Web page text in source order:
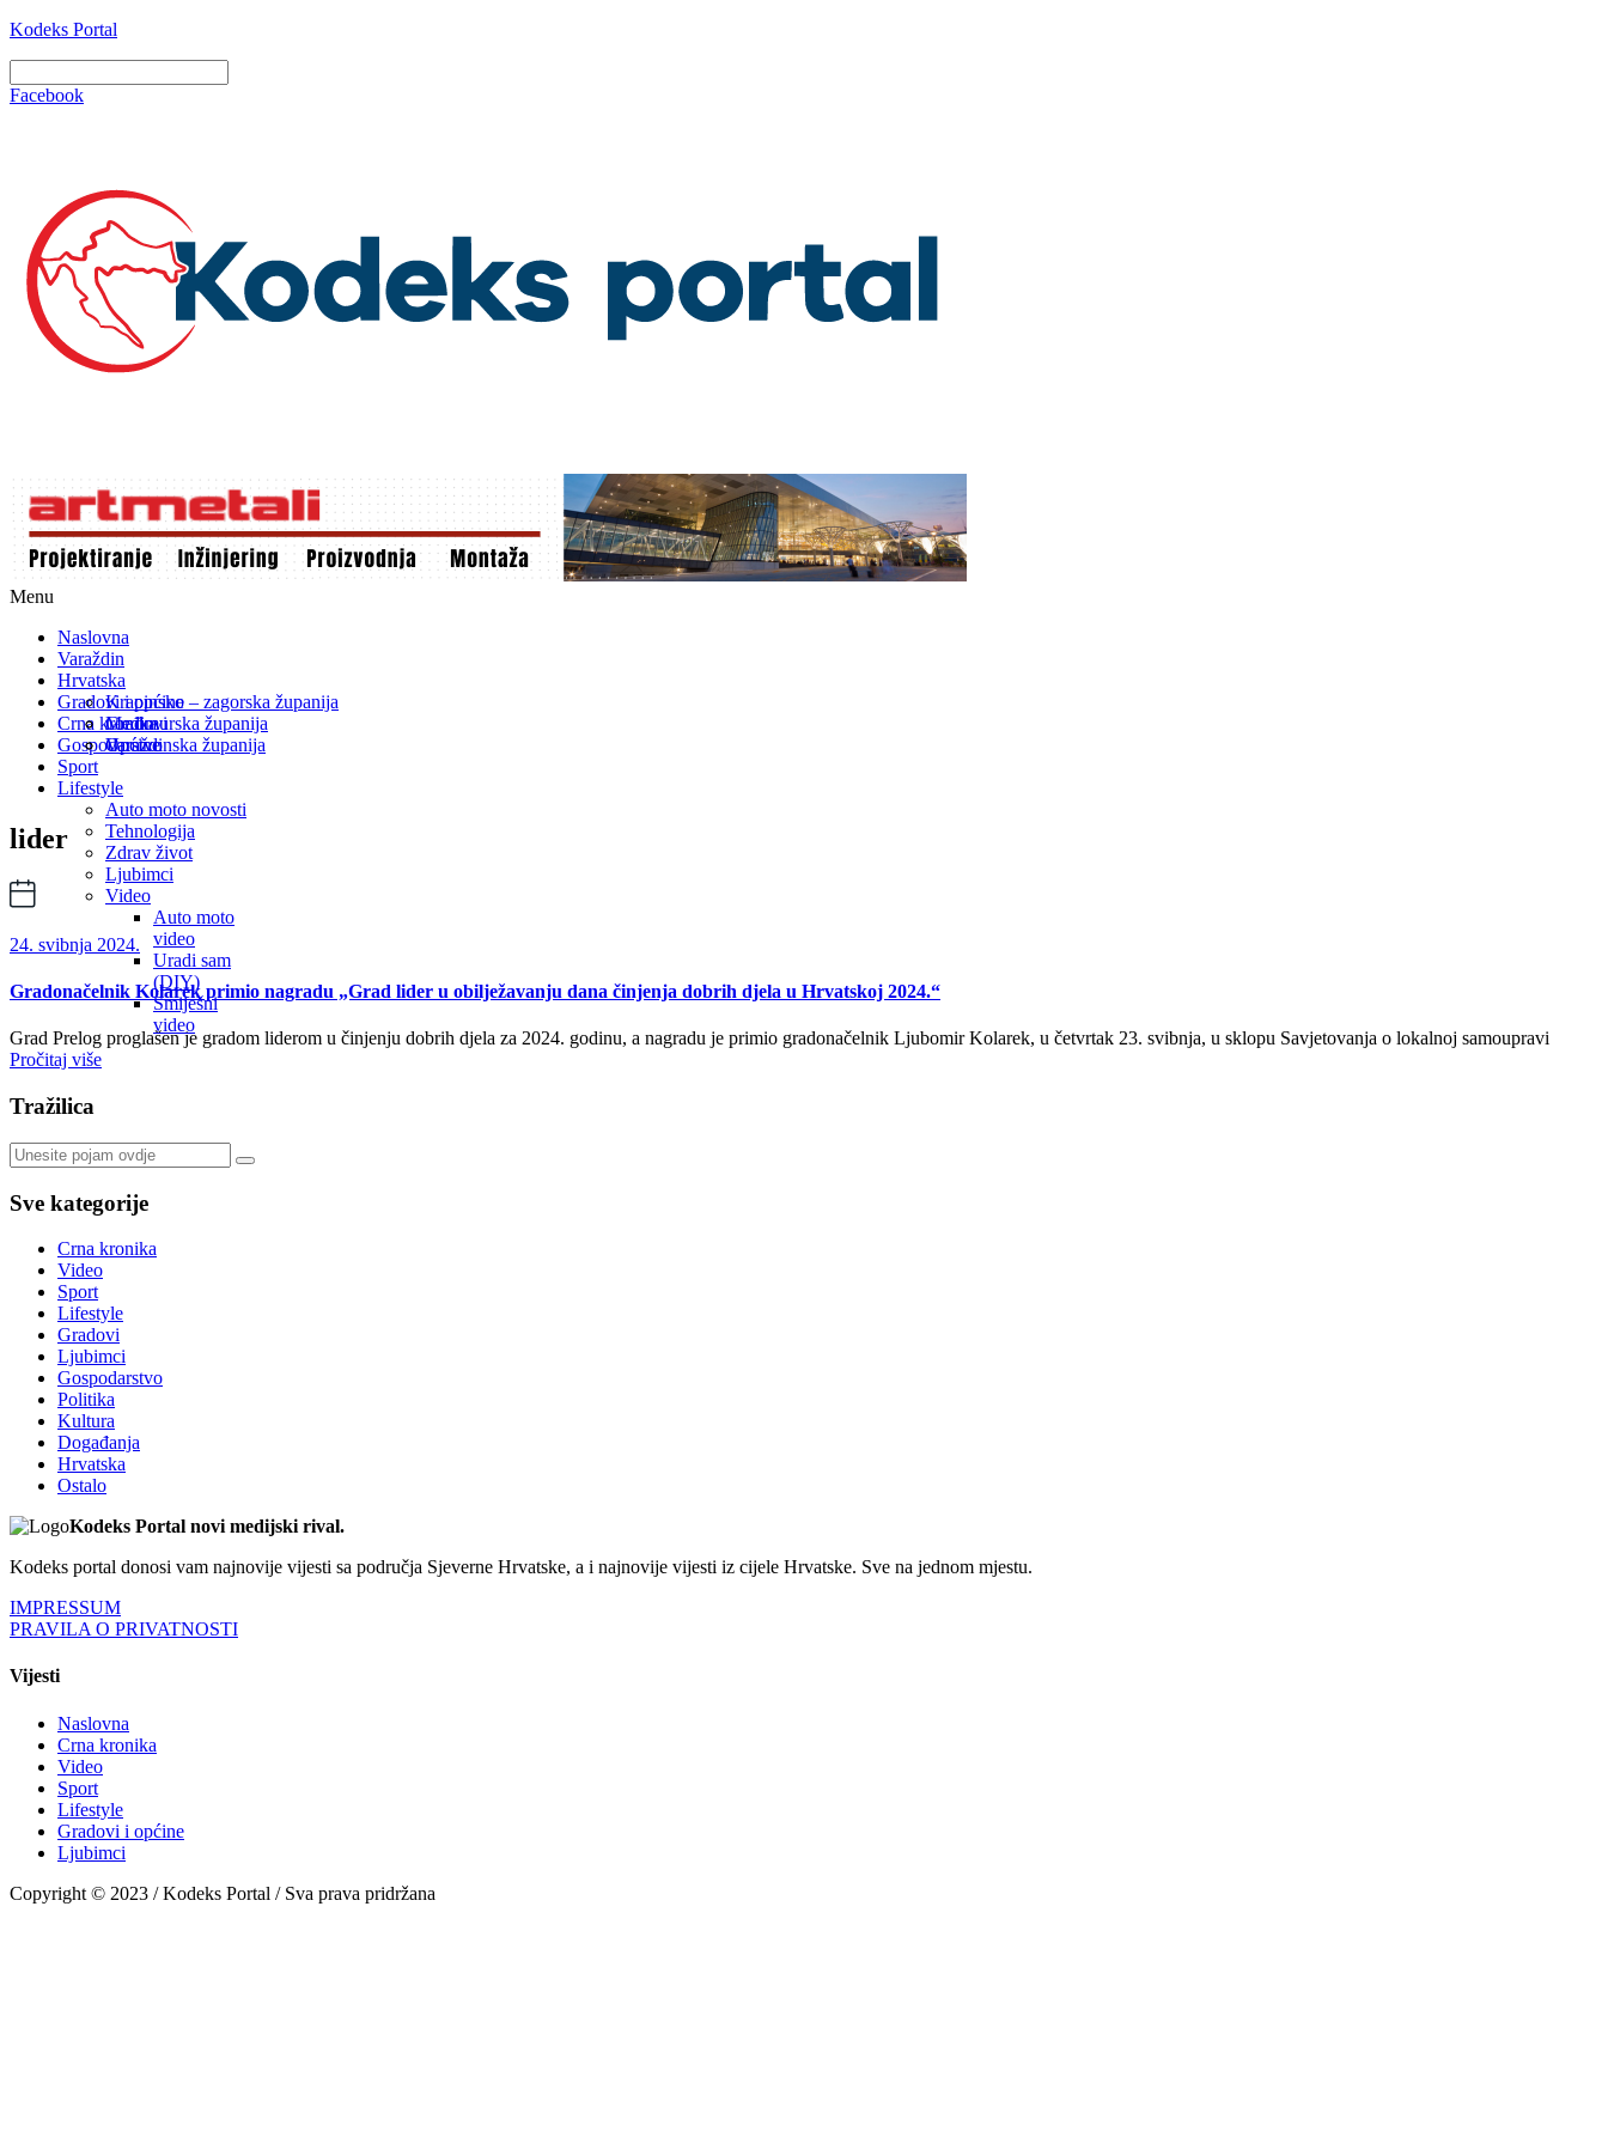
Kodeks Portal
Facebook
Menu
Naslovna
Varaždin
Hrvatska
Krapinsko – zagorska županija
Međimurska županija
Varaždinska županija
Gradovi i općine
Gradovi
Općine
Crna kronika
Gospodarstvo
Sport
Lifestyle
Auto moto novosti
Tehnologija
Zdrav život
Ljubimci
Video
Auto moto
video
Uradi sam
(DIY)
Smiješni
video
lider
24. svibnja 2024.
Gradonačelnik Kolarek primio nagradu „Grad lider u obilježavanju dana činjenja dobrih djela u Hrvatskoj 2024.“
Grad Prelog proglašen je gradom liderom u činjenju dobrih djela za 2024. godinu, a nagradu je primio gradonačelnik Ljubomir Kolarek, u četvrtak 23. svibnja, u sklopu Savjetovanja o lokalnoj samoupravi
Pročitaj više
Tražilica
Sve kategorije
Crna kronika
Video
Sport
Lifestyle
Gradovi
Ljubimci
Gospodarstvo
Politika
Kultura
Događanja
Hrvatska
Ostalo
Kodeks Portal novi medijski rival.
Kodeks portal donosi vam najnovije vijesti sa područja Sjeverne Hrvatske, a i najnovije vijesti iz cijele Hrvatske. Sve na jednom mjestu.
IMPRESSUM
PRAVILA O PRIVATNOSTI
Vijesti
Naslovna
Crna kronika
Video
Sport
Lifestyle
Gradovi i općine
Ljubimci
Copyright © 2023 / Kodeks Portal / Sva prava pridržana